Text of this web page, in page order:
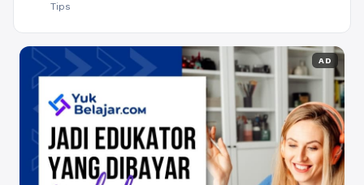
Tips
AD